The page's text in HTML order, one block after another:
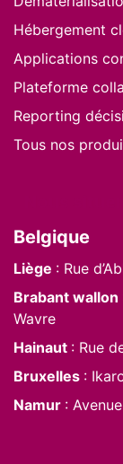
Hébergement
Applications
Plateforme
Reporting
Tous nos
Belgique
Liège : Rue
Brabant wallon
Wavre
Hainaut : Rue
Bruxelles :
Namur :